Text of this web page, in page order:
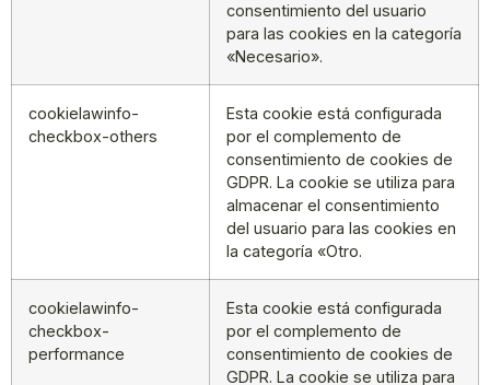
consentimiento del usuario
para las cookies en la categoría
«Necesario».
cookielawinfo-
checkbox-others
Esta cookie está configurada
por el complemento de
consentimiento de cookies de
GDPR. La cookie se utiliza para
almacenar el consentimiento
del usuario para las cookies en
la categoría «Otro.
cookielawinfo-
checkbox-
performance
Esta cookie está configurada
por el complemento de
consentimiento de cookies de
GDPR. La cookie se utiliza para